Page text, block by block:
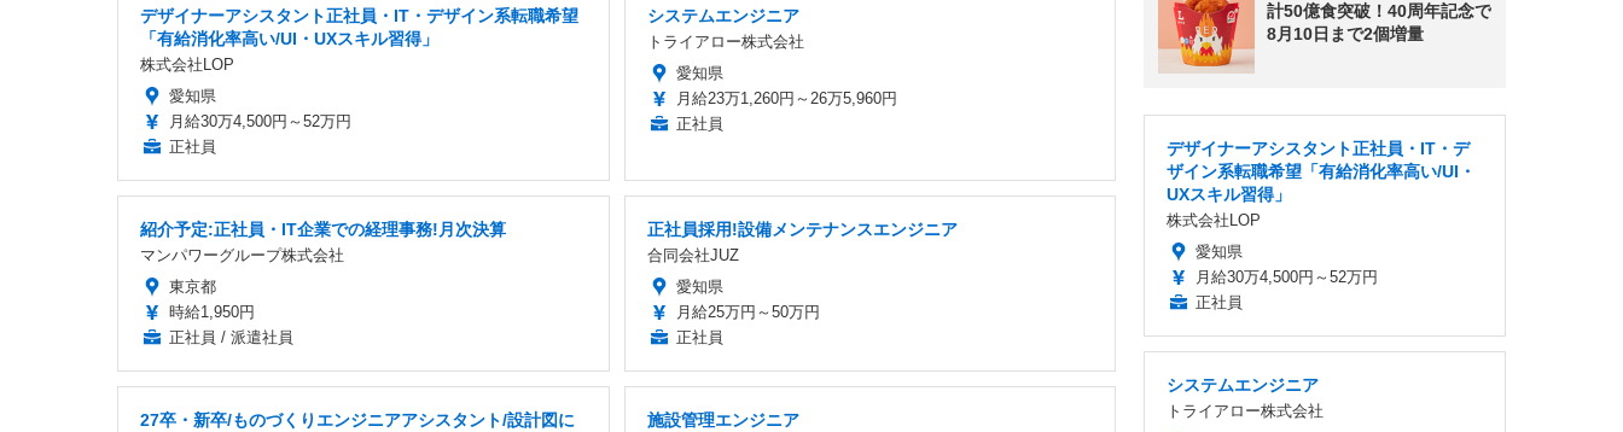
デザイナーアシスタント正社員・IT・デザイン系転職希望
「有給消化率高い/UI・UXスキル習得」
株式会社LOP
愛知県
月給30万4,500円～52万円
正社員
システムエンジニア
トライアロー株式会社
愛知県
月給23万1,260円～26万5,960円
正社員
紹介予定:正社員・IT企業での経理事務!月次決算
マンパワーグループ株式会社
東京都
時給1,950円
正社員 / 派遣社員
正社員採用!設備メンテナンスエンジニア
合同会社JUZ
愛知県
月給25万円～50万円
正社員
27卒・新卒/ものづくりエンジニアアシスタント/設計図に
施設管理エンジニア
計50億食突破！40周年記念で
8月10日まで2個増量
デザイナーアシスタント正社員・IT・デ
ザイン系転職希望「有給消化率高い/UI・
UXスキル習得」
株式会社LOP
愛知県
月給30万4,500円～52万円
正社員
システムエンジニア
トライアロー株式会社